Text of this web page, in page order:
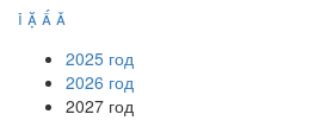
   
2025 год
2026 год
2027 год